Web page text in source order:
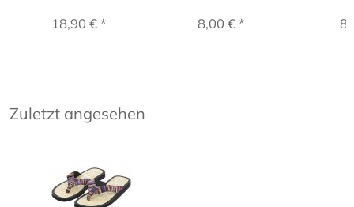
18,90 € * 8,00 € *
Zuletzt angesehen